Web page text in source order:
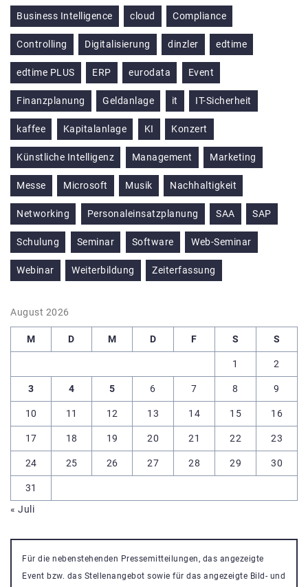
Business Intelligence cloud Compliance
Controlling Digitalisierung dinzler edtime
edtime PLUS ERP eurodata Event
Finanzplanung Geldanlage it IT-Sicherheit
kaffee Kapitalanlage KI Konzert
Künstliche Intelligenz Management Marketing
Messe Microsoft Musik Nachhaltigkeit
Networking Personaleinsatzplanung SAA SAP
Schulung Seminar Software Web-Seminar
Webinar Weiterbildung Zeiterfassung
August 2026
M D M D F S S
1 2
3 4 5 6 7 8 9
10 11 12 13 14 15 16
17 18 19 20 21 22 23
24 25 26 27 28 29 30
31
« Juli
Für die nebenstehenden Pressemitteilungen, das angezeigte
Event bzw. das Stellenangebot sowie für das angezeigte Bild- und